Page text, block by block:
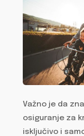
Važno je da
osiguranje za
isključivo i